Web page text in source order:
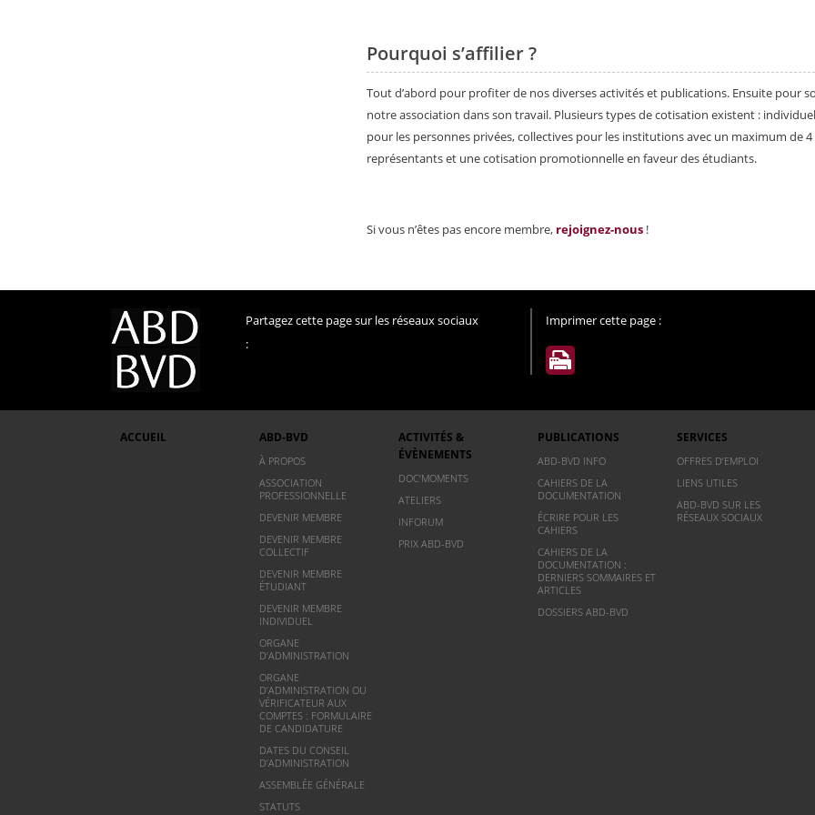
Pourquoi s’affilier ?
Tout d’abord pour profiter de nos diverses activités et publications. Ensuite pour
notre association dans son travail. Plusieurs types de cotisation existent :
pour les personnes privées, collectives pour les institutions avec un maximum de 4
représentants et une cotisation promotionnelle en faveur des étudiants.
Si vous n’êtes pas encore membre, rejoignez-nous !
Partagez cette page sur les réseaux sociaux
:
Imprimer cette page :
ACCUEIL ABD-BVD
À PROPOS
ASSOCIATION
PROFESSIONNELLE
DEVENIR MEMBRE
DEVENIR MEMBRE
COLLECTIF
DEVENIR MEMBRE
ÉTUDIANT
DEVENIR MEMBRE
INDIVIDUEL
ORGANE
D’ADMINISTRATION
ORGANE
D’ADMINISTRATION OU
VÉRIFICATEUR AUX
COMPTES : FORMULAIRE
DE CANDIDATURE
DATES DU CONSEIL
D’ADMINISTRATION
ASSEMBLÉE GÉNÉRALE
STATUTS
ACTIVITÉS &
ÉVÈNEMENTS
DOC’MOMENTS
ATELIERS
INFORUM
PRIX ABD-BVD
PUBLICATIONS
ABD-BVD INFO
CAHIERS DE LA
DOCUMENTATION
ÉCRIRE POUR LES
CAHIERS
CAHIERS DE LA
DOCUMENTATION :
DERNIERS SOMMAIRES ET
ARTICLES
DOSSIERS ABD-BVD
SERVICES
OFFRES D’EMPLOI
LIENS UTILES
ABD-BVD SUR LES
RÉSEAUX SOCIAUX